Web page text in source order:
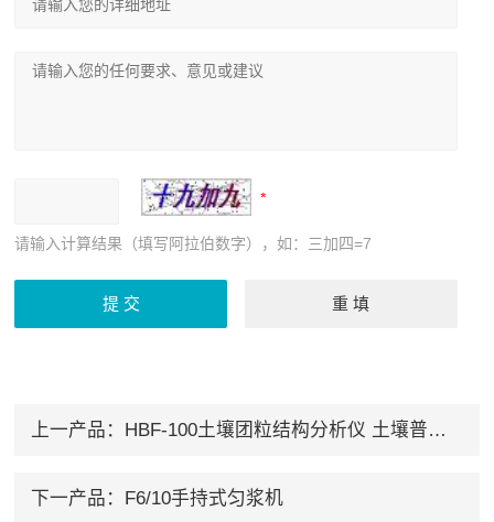
请输入计算结果（填写阿拉伯数字），如：三加四=7
上一产品： HBF-100土壤团粒结构分析仪 土壤普查专用仪器设备
下一产品： F6/10手持式匀浆机